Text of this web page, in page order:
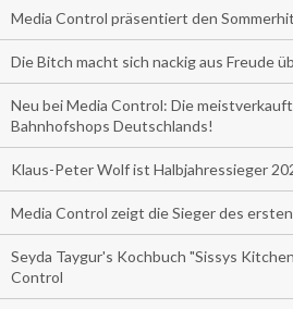
Media Control präsentiert den
Die Bitch macht sich nackig aus Freude
Neu bei Media Control: Die
Bahnhofshops Deutschlands!
Klaus-Peter Wolf ist Halbjahressieger
Media Control zeigt die Sieger des
Seyda Taygur's Kochbuch "Sissys
Control